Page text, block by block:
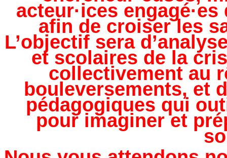
acteur·ices
afin de croiser les
L’objectif sera
et scolaires de la
collectivement au
bouleversements, et
pédagogiques qui
pour imaginer et